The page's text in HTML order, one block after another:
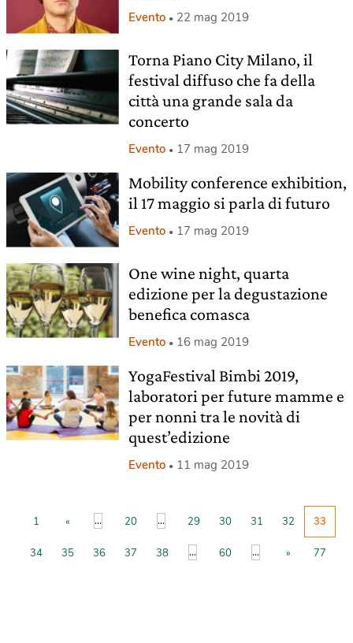
Evento 22 mag 2019
Torna Piano City Milano, il
festival diffuso che fa della
città una grande sala da
concerto
Evento 17 mag 2019
Mobility conference exhibition,
il 17 maggio si parla di futuro
Evento 17 mag 2019
One wine night, quarta
edizione per la degustazione
benefica comasca
Evento 16 mag 2019
YogaFestival Bimbi 2019,
laboratori per future mamme e
per nonni tra le novità di
quest’edizione
Evento 11 mag 2019
1 « ... 20 ... 29 30 31 32 33
34 35 36 37 38 ... 60 ... » 77